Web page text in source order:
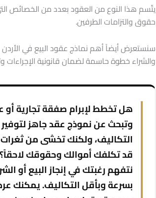
يتّسم هذا النوع من العقود بعدد من الخصائص
حقوق والتزامات الطرفين.
سنستعرض أيضاً أهم نماذج عقود البيع في
والشراء خطوة حاسمة لضمان قانونية الإجراءات
هل تخطط لإبرام صفقة تجارية أو
وتبحث عن نموذج عقد جاهز لتوفير
التكاليف، ولكنك تخشى من ثغرات
قد تكلفك أموالك وحقوقك
نتفهم رغبتك في إنجاز البيع أو
بسرعة وبأقل التكاليف. يمكنك